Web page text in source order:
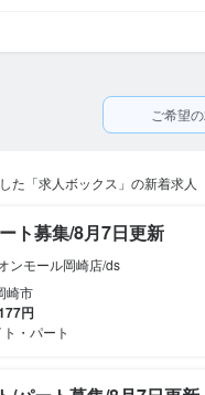
ご希望
た「求人ボックス」の新着求人
ト募集/8月7日更新
ンモール岡崎店/ds
崎市
円
・パート